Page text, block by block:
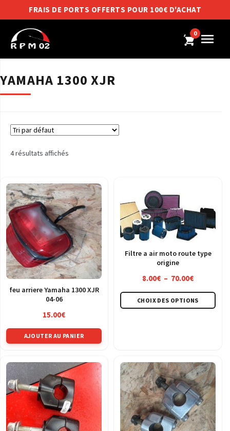
FRAIS DE PORTS OFFERTS POUR 100€ D'ACHAT
0
YAMAHA 1300 XJR
4 résultats affichés
feu arriere Yamaha 1300 XJR
04-06
15.00€
AJOUTER AU PANIER
Filtre a air moto route type
origine
8.00€ – 70.00€Plage
de
prix :
CHOIX DES OPTIONS
Ce
sur